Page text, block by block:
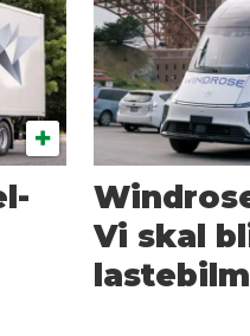
Vi skal